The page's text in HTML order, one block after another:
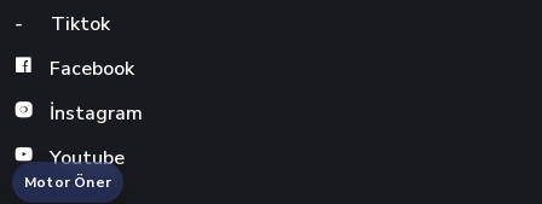
-
Tiktok
Facebook
İnstagram
Youtube
Motor Öner